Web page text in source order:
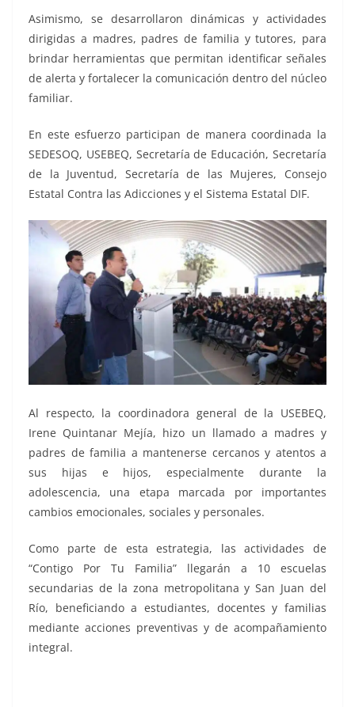
Asimismo, se desarrollaron dinámicas y actividades
dirigidas a madres, padres de familia y tutores, para
brindar herramientas que permitan identificar señales
de alerta y fortalecer la comunicación dentro del núcleo
familiar.
En este esfuerzo participan de manera coordinada la
SEDESOQ, USEBEQ, Secretaría de Educación, Secretaría
de la Juventud, Secretaría de las Mujeres, Consejo
Estatal Contra las Adicciones y el Sistema Estatal DIF.
Al respecto, la coordinadora general de la USEBEQ,
Irene Quintanar Mejía, hizo un llamado a madres y
padres de familia a mantenerse cercanos y atentos a
sus hijas e hijos, especialmente durante la
adolescencia, una etapa marcada por importantes
cambios emocionales, sociales y personales.
Como parte de esta estrategia, las actividades de
“Contigo Por Tu Familia” llegarán a 10 escuelas
secundarias de la zona metropolitana y San Juan del
Río, beneficiando a estudiantes, docentes y familias
mediante acciones preventivas y de acompañamiento
integral.